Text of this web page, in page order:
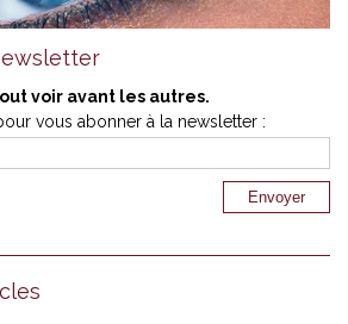
voir avant les autres.
vous abonner à la newsletter :